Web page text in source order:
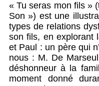
« Tu seras mon fils »
Son ») est une
types de relations
son fils, en explorant
et Paul : un père qui
nous : M. De
déshonneur à la
moment donné